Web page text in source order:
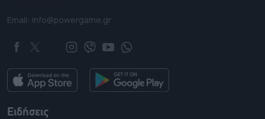
Email: info@powergame.gr
Ειδήσεις